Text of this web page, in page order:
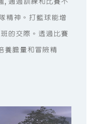
精神。打籃球能增
的交際。透過比賽
養膽量和冒險精